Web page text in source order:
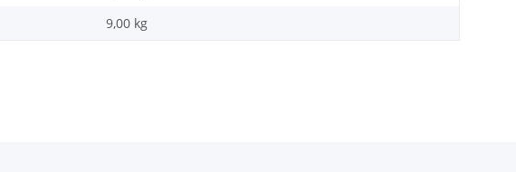
9,00 kg